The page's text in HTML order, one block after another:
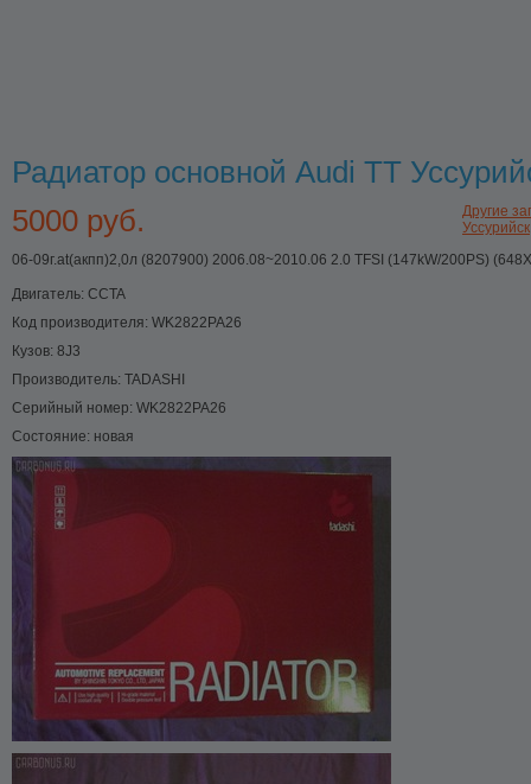
Радиатор основной Audi TT
Другие
Уссурийск
5000 руб.
06-09г.at(акпп)2,0л (8207900) 2006.08~2010.06 2.0 TFSI (147kW/200PS)
Двигатель: CCTA
Код производителя: WK2822PA26
Кузов: 8J3
Производитель: TADASHI
Серийный номер: WK2822PA26
Состояние: новая